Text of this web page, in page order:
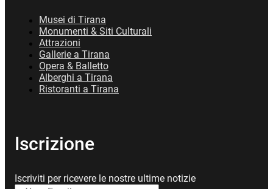
Musei di Tirana
Monumenti & Siti Culturali
Attrazioni
Gallerie a Tirana
Opera & Balletto
Alberghi a Tirana
Ristoranti a Tirana
Iscrizione
Iscriviti per ricevere le nostre ultime notizie